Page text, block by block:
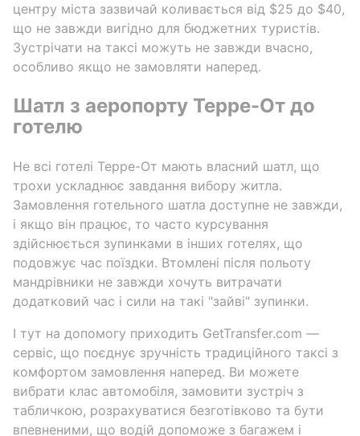
центру міста зазвичай коливається від $25 до $40,
що не завжди вигідно для бюджетних туристів.
Зустрічати на таксі можуть не завжди вчасно,
особливо якщо не замовляти наперед.
Шатл з аеропорту Терре-От до
готелю
Не всі готелі Терре-От мають власний шатл, що
трохи ускладнює завдання вибору житла.
Замовлення готельного шатла доступне не завжди,
і якщо він працює, то часто курсування
здійснюється зупинками в інших готелях, що
подовжує час поїздки. Втомлені після польоту
мандрівники не завжди хочуть витрачати
додатковий час і сили на такі "зайві" зупинки.
І тут на допомогу приходить GetTransfer.com —
сервіс, що поєднує зручність традиційного таксі з
комфортом замовлення наперед. Ви можете
вибрати клас автомобіля, замовити зустріч з
табличкою, розрахуватися безготівково та бути
впевненими, що водій допоможе з багажем і